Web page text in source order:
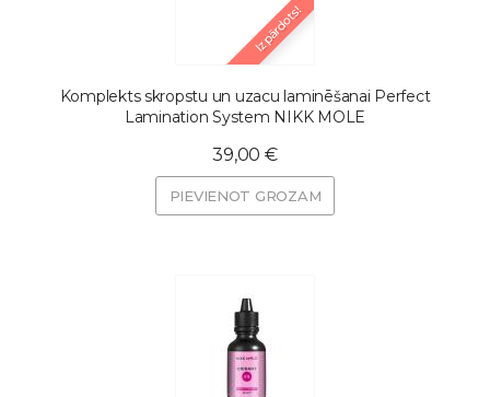
Izpārdots!
Komplekts skropstu un uzacu laminēšanai Perfect
Lamination System NIKK MOLE
39,00 €
PIEVIENOT GROZAM